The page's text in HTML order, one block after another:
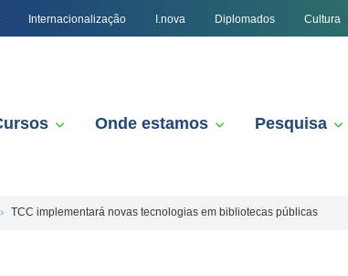
Internacionalização I.nova Diplomados Cultura
Onde estamos Pesquisa
TCC implementará novas tecnologias em bibliotecas públicas